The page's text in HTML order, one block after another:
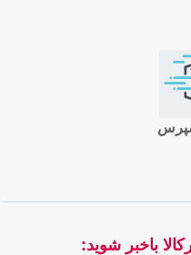
باخبر شوید: